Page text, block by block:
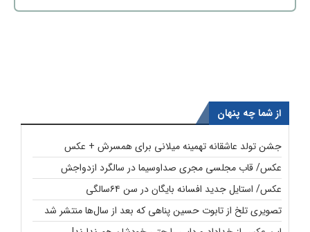
از شما چه پنهان
جشن تولد عاشقانه تهمینه میلانی برای همسرش + عکس
عکس/ قاب مجلسی مجری صداوسیما در سالگرد ازدواجش
عکس/ استایل جدید افسانه بایگان در سن ۶۴سالگی
تصویری تلخ از تابوت حسین پناهی که بعد از سال‌ها منتشر شد